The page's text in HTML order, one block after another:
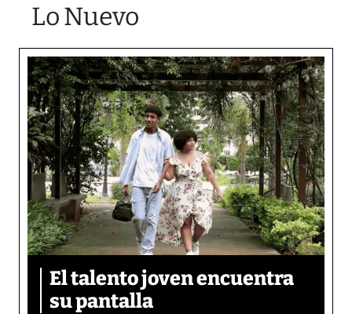
Lo Nuevo
El talento joven encuentra
su pantalla​